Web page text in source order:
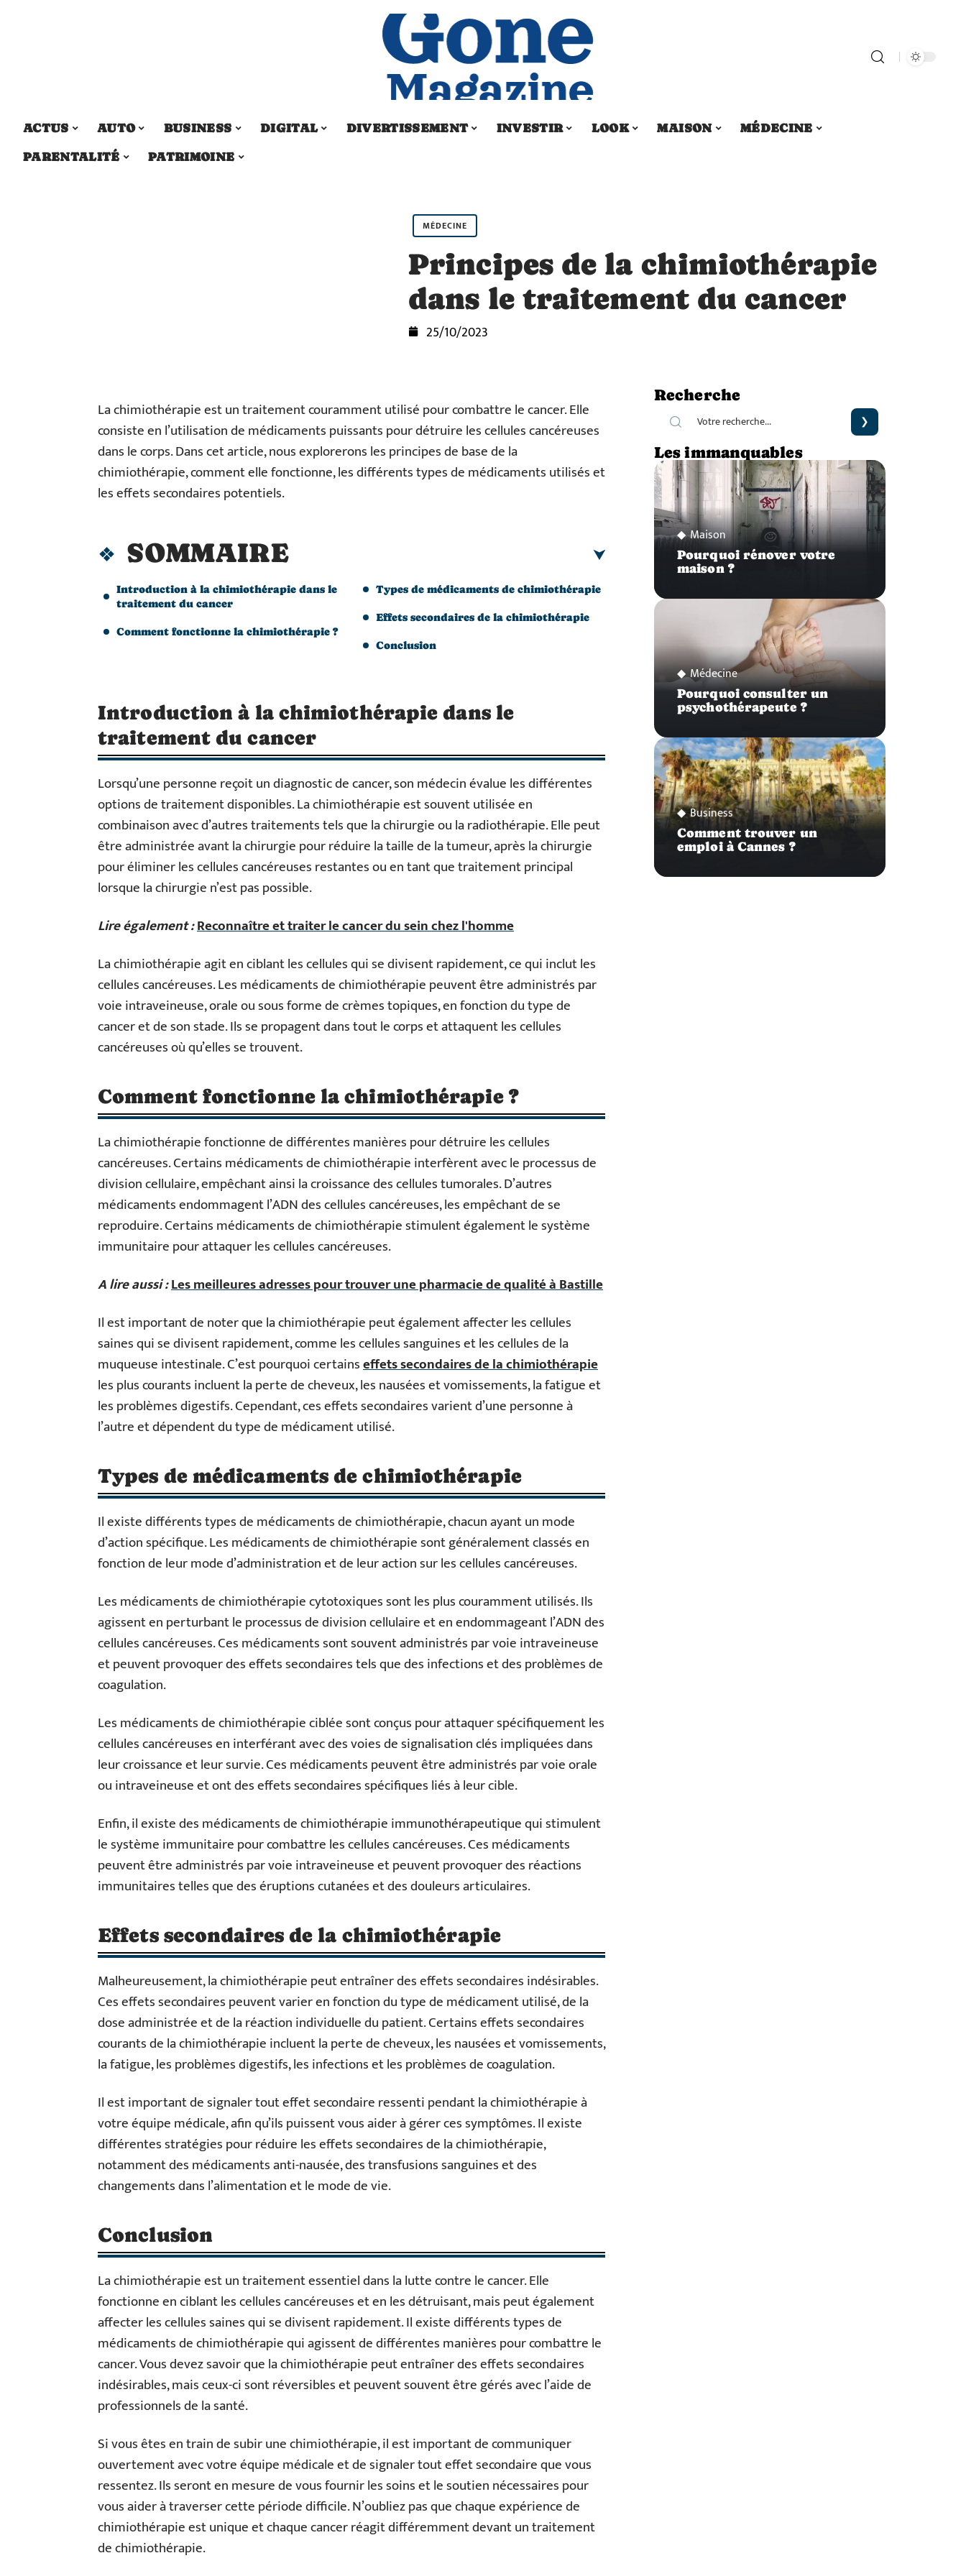
ACTUS AUTO BUSINESS DIGITAL DIVERTISSEMENT INVESTIR LOOK MAISON
MÉDECINE
PARENTALITÉ
PATRIMOINE
MÉDECINE
Principes de la chimiothérapie
dans le traitement du cancer
25/10/2023
La chimiothérapie est un traitement couramment utilisé pour combattre le cancer. Elle
consiste en l’utilisation de médicaments puissants pour détruire les cellules cancéreuses
dans le corps. Dans cet article, nous explorerons les principes de base de la
chimiothérapie, comment elle fonctionne, les différents types de médicaments utilisés et
les effets secondaires potentiels.
SOMMAIRE
Introduction à la chimiothérapie dans le
traitement du cancer
Comment fonctionne la chimiothérapie ?
Types de médicaments de chimiothérapie
Effets secondaires de la chimiothérapie
Conclusion
Introduction à la chimiothérapie dans le
traitement du cancer
Lorsqu’une personne reçoit un diagnostic de cancer, son médecin évalue les différentes
options de traitement disponibles. La chimiothérapie est souvent utilisée en
combinaison avec d’autres traitements tels que la chirurgie ou la radiothérapie. Elle peut
être administrée avant la chirurgie pour réduire la taille de la tumeur, après la chirurgie
pour éliminer les cellules cancéreuses restantes ou en tant que traitement principal
lorsque la chirurgie n’est pas possible.
Lire également :Reconnaître et traiter le cancer du sein chez l'homme
La chimiothérapie agit en ciblant les cellules qui se divisent rapidement, ce qui inclut les
cellules cancéreuses. Les médicaments de chimiothérapie peuvent être administrés par
voie intraveineuse, orale ou sous forme de crèmes topiques, en fonction du type de
cancer et de son stade. Ils se propagent dans tout le corps et attaquent les cellules
cancéreuses où qu’elles se trouvent.
Comment fonctionne la chimiothérapie ?
La chimiothérapie fonctionne de différentes manières pour détruire les cellules
cancéreuses. Certains médicaments de chimiothérapie interfèrent avec le processus de
division cellulaire, empêchant ainsi la croissance des cellules tumorales. D’autres
médicaments endommagent l’ADN des cellules cancéreuses, les empêchant de se
reproduire. Certains médicaments de chimiothérapie stimulent également le système
immunitaire pour attaquer les cellules cancéreuses.
A lire aussi :Les meilleures adresses pour trouver une pharmacie de qualité à Bastille
Il est important de noter que la chimiothérapie peut également affecter les cellules
saines qui se divisent rapidement, comme les cellules sanguines et les cellules de la
muqueuse intestinale. C’est pourquoi certainseffets secondaires de la chimiothérapie
les plus courants incluent la perte de cheveux, les nausées et vomissements, la fatigue et
les problèmes digestifs. Cependant, ces effets secondaires varient d’une personne à
l’autre et dépendent du type de médicament utilisé.
Types de médicaments de chimiothérapie
Il existe différents types de médicaments de chimiothérapie, chacun ayant un mode
d’action spécifique. Les médicaments de chimiothérapie sont généralement classés en
fonction de leur mode d’administration et de leur action sur les cellules cancéreuses.
Les médicaments de chimiothérapie cytotoxiques sont les plus couramment utilisés. Ils
agissent en perturbant le processus de division cellulaire et en endommageant l’ADN des
cellules cancéreuses. Ces médicaments sont souvent administrés par voie intraveineuse
et peuvent provoquer des effets secondaires tels que des infections et des problèmes de
coagulation.
Les médicaments de chimiothérapie ciblée sont conçus pour attaquer spécifiquement les
cellules cancéreuses en interférant avec des voies de signalisation clés impliquées dans
leur croissance et leur survie. Ces médicaments peuvent être administrés par voie orale
ou intraveineuse et ont des effets secondaires spécifiques liés à leur cible.
Enfin, il existe des médicaments de chimiothérapie immunothérapeutique qui stimulent
le système immunitaire pour combattre les cellules cancéreuses. Ces médicaments
peuvent être administrés par voie intraveineuse et peuvent provoquer des réactions
immunitaires telles que des éruptions cutanées et des douleurs articulaires.
Effets secondaires de la chimiothérapie
Malheureusement, la chimiothérapie peut entraîner des effets secondaires indésirables.
Ces effets secondaires peuvent varier en fonction du type de médicament utilisé, de la
dose administrée et de la réaction individuelle du patient. Certains effets secondaires
courants de la chimiothérapie incluent la perte de cheveux, les nausées et vomissements,
la fatigue, les problèmes digestifs, les infections et les problèmes de coagulation.
Il est important de signaler tout effet secondaire ressenti pendant la chimiothérapie à
votre équipe médicale, afin qu’ils puissent vous aider à gérer ces symptômes. Il existe
différentes stratégies pour réduire les effets secondaires de la chimiothérapie,
notamment des médicaments anti-nausée, des transfusions sanguines et des
changements dans l’alimentation et le mode de vie.
Conclusion
La chimiothérapie est un traitement essentiel dans la lutte contre le cancer. Elle
fonctionne en ciblant les cellules cancéreuses et en les détruisant, mais peut également
affecter les cellules saines qui se divisent rapidement. Il existe différents types de
médicaments de chimiothérapie qui agissent de différentes manières pour combattre le
cancer. Vous devez savoir que la chimiothérapie peut entraîner des effets secondaires
indésirables, mais ceux-ci sont réversibles et peuvent souvent être gérés avec l’aide de
professionnels de la santé.
Si vous êtes en train de subir une chimiothérapie, il est important de communiquer
ouvertement avec votre équipe médicale et de signaler tout effet secondaire que vous
ressentez. Ils seront en mesure de vous fournir les soins et le soutien nécessaires pour
vous aider à traverser cette période difficile. N’oubliez pas que chaque expérience de
chimiothérapie est unique et chaque cancer réagit différemment devant un traitement
de chimiothérapie.
Recherche
Les immanquables
Maison
Pourquoi rénover votre
maison ?
Médecine
Pourquoi consulter un
psychothérapeute ?
Business
Comment trouver un
emploi à Cannes ?